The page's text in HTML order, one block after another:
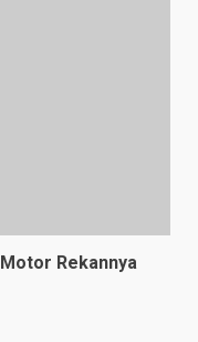
Rekannya